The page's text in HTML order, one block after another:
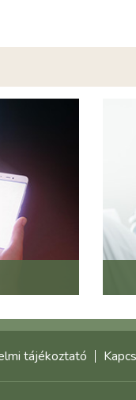
tájékoztató